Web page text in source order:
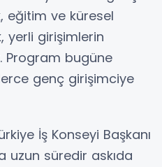
eğitim ve küresel
yerli girişimlerin
Program bugüne
genç girişimciye
İş Konseyi Başkanı
uzun süredir askıda